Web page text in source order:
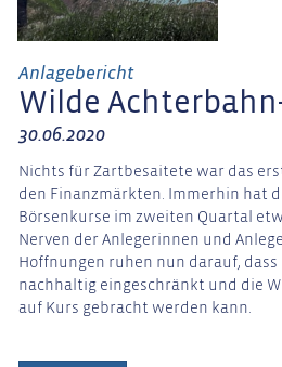
Anlagebericht
Wilde
30.06.2020
Nichts für Zartbesaitete war das
den Finanzmärkten. Immerhin hat
Börsenkurse im zweiten Quartal
Nerven der Anlegerinnen und
Hoffnungen ruhen nun darauf, dass
nachhaltig eingeschränkt und die
auf Kurs gebracht werden kann.